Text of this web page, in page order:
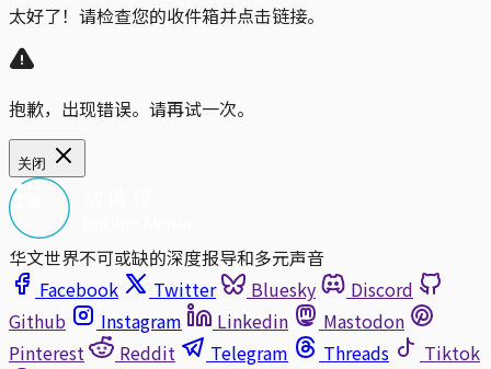
太好了！请检查您的收件箱并点击链接。
抱歉，出现错误。请再试一次。
关闭
华文世界不可或缺的深度报导和多元声音
Facebook
Twitter Bluesky
Discord
Github
Instagram Linkedin
Mastodon
Pinterest
Reddit Telegram Threads
Tiktok